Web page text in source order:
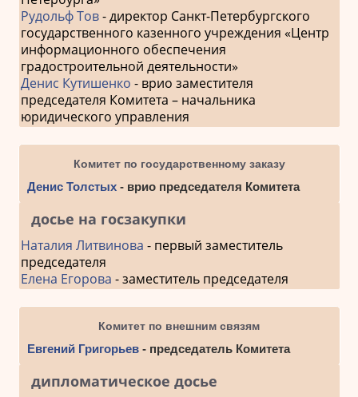
Рудольф Тов- директор Санкт-Петербургского
государственного казенного учреждения «Центр
информационного обеспечения
градостроительной деятельности»
Денис Кутишенко - врио заместителя
председателя Комитета – начальника
юридического управления
Комитет по государственному заказу
Денис Толстых- врио председателя Комитета
досье на госзакупки
Наталия Литвинова - первый заместитель
председателя
Елена Егорова - заместитель председателя
Комитет по внешним связям
Евгений Григорьев- председатель Комитета
дипломатическое досье